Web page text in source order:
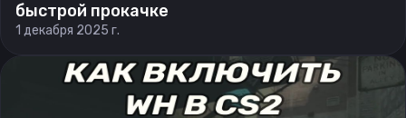
быстрой прокачке
1 декабря 2025 г.